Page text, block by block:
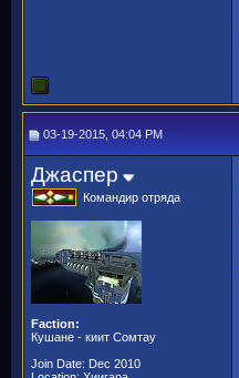
03-19-2015, 04:04 PM
Джаспер
Командир отряда
Faction:
Кушане - киит Сомтау
Join Date: Dec 2010